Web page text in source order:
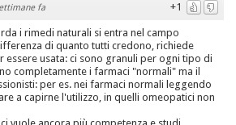
+1
fa
i rimedi naturali si entra nel campo
di quanto tutti credono, richiede
essere usata: ci sono granuli per ogni tipo di
completamente i farmaci "normali" ma il
per es. nei farmaci normali leggendo
a capirne l'utilizzo, in quelli omeopatici non